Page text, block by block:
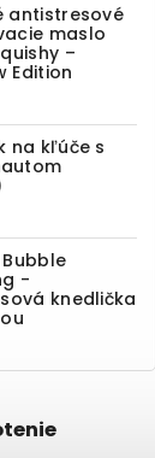
antistresové
maslo
–
Edition
na kľúče s
Bubble
-
knedlička